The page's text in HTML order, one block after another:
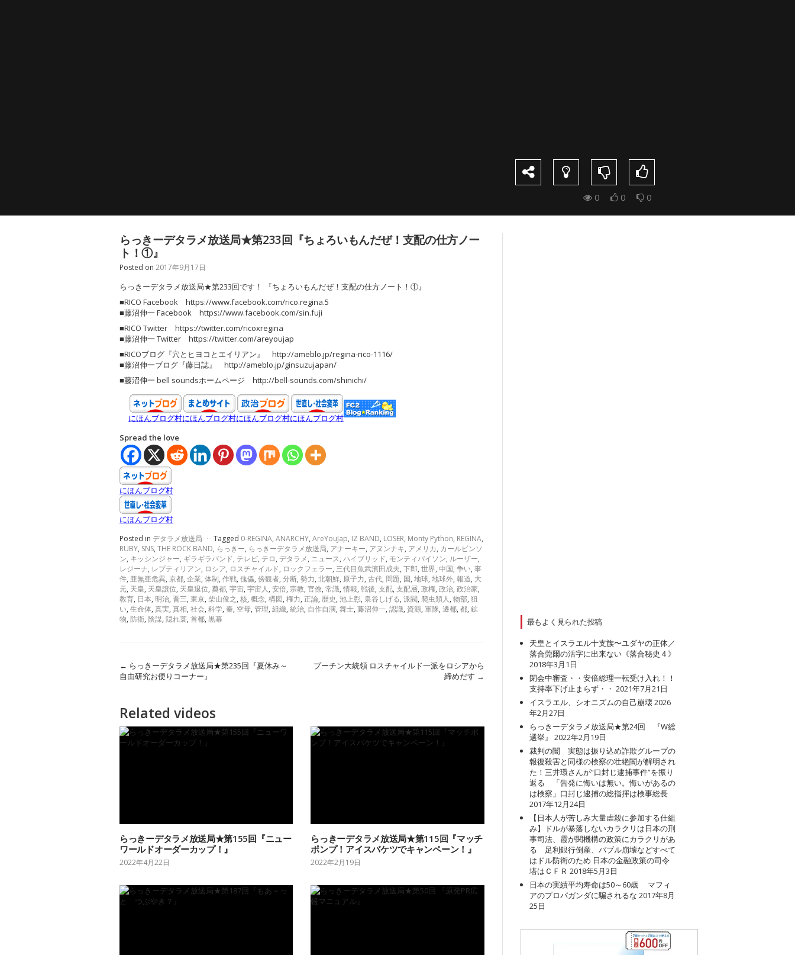
0 0 0
らっきーデタラメ放送局★第233回『ちょろいもんだぜ！支配の仕方ノー
ト！①』
Posted on 2017年9月17日
らっきーデタラメ放送局★第233回です！ 『ちょろいもんだぜ！支配の仕方ノート！①』
■RICO Facebook https://www.facebook.com/rico.regina.5
■藤沼伸一 Facebook https://www.facebook.com/sin.fuji
■RICO Twitter https://twitter.com/ricoxregina
■藤沼伸一 Twitter https://twitter.com/areyoujap
■RICOブログ『穴とヒヨコとエイリアン』 http://ameblo.jp/regina-rico-1116/
■藤沼伸一ブログ『藤日誌』 http://ameblo.jp/ginsuzujapan/
■藤沼伸一 bell soundsホームページ http://bell-sounds.com/shinichi/
にほんブログ村にほんブログ村にほんブログ村にほんブログ村
Spread the love
にほんブログ村
にほんブログ村
Posted in デタラメ放送局 · Tagged 0-REGINA, ANARCHY, AreYouJap, IZ BAND, LOSER, Monty Python, REGINA,
RUBY, SNS, THE ROCK BAND, らっきー, らっきーデタラメ放送局, アナーキー, アヌンナキ, アメリカ, カールビンソ
ン, キッシンジャー, ギラギラバンド, テレビ, テロ, デタラメ, ニュース, ハイブリッド, モンティパイソン, ルーザー,
レジーナ, レプティリアン, ロシア, ロスチャイルド, ロックフェラー, 三代目魚武濱田成夫, 下郎, 世界, 中国, 争い, 事
件, 亜無亜危異, 京都, 企業, 体制, 作戦, 傀儡, 傍観者, 分断, 勢力, 北朝鮮, 原子力, 古代, 問題, 国, 地球, 地球外, 報道, 大
元, 天皇, 天皇譲位, 天皇退位, 奠都, 宇宙, 宇宙人, 安倍, 宗教, 官僚, 常識, 情報, 戦後, 支配, 支配層, 政権, 政治, 政治家,
教育, 日本, 明治, 晋三, 東京, 柴山俊之, 核, 概念, 構図, 権力, 正論, 歴史, 池上彰, 泉谷しげる, 派閥, 爬虫類人, 物部, 狙
い, 生命体, 真実, 真相, 社会, 科学, 秦, 空母, 管理, 組織, 統治, 自作自演, 舞士, 藤沼伸一, 認識, 資源, 軍隊, 遷都, 都, 鉱
物, 防衛, 陰謀, 隠れ蓑, 首都, 黒幕
← らっきーデタラメ放送局★第235回『夏休み～
自由研究お便りコーナー』
プーチン大統領 ロスチャイルド一派をロシアから
締めだす →
Related videos
らっきーデタラメ放送局★第155回『ニュー
ワールドオーダーカップ！』
2022年4月22日
らっきーデタラメ放送局★第115回『マッチ
ポンプ！アイスバケツでキャンペーン！』
2022年2月19日
最もよく見られた投稿
天皇とイスラエル十支族〜ユダヤの正体／
落合莞爾の活字に出来ない《落合秘史４》
2018年3月1日
閉会中審査・・安倍総理一転受け入れ！！
支持率下げ止まらず・・ 2021年7月21日
イスラエル、シオニズムの自己崩壊2026
年2月27日
らっきーデタラメ放送局★第24回 『W総
選挙』
2022年2月19日
裁判の闇 実態は振り込め詐欺グループの
報復殺害と同様の検察の壮絶闇が解明され
た！三井環さんが”口封じ逮捕事件”を振り
返る 「告発に悔いは無い。悔いがあるの
は検察」口封じ逮捕の総指揮は検事総長
2017年12月24日
【日本人が苦しみ大量虐殺に参加する仕組
み】ドルが暴落しないカラクリは日本の刑
事司法、霞が関機構の政策にカラクリがあ
る 足利銀行倒産、バブル崩壊などすべて
はドル防衛のため 日本の金融政策の司令
塔はＣＦＲ 2018年5月3日
日本の実績平均寿命は50～60歳 マフィ
アのプロパガンダに騙されるな 2017年8月
25日